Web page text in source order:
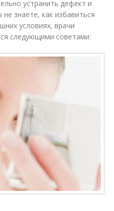
устранить дефект и
не знаете, как избавиться
условиях, врачи
следующими советами: